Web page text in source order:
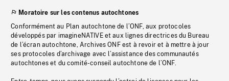
Moratoire sur les contenus autochtones
Conformément au Plan autochtone de l’ONF, aux protocoles
développés par imagineNATIVE et aux lignes directrices du Bureau
de l’écran autochtone, Archives ONF est à revoir et à mettre à jour
ses protocoles d’archivage avec l’assistance des communautés
autochtones et du comité-conseil autochtone de l’ONF.